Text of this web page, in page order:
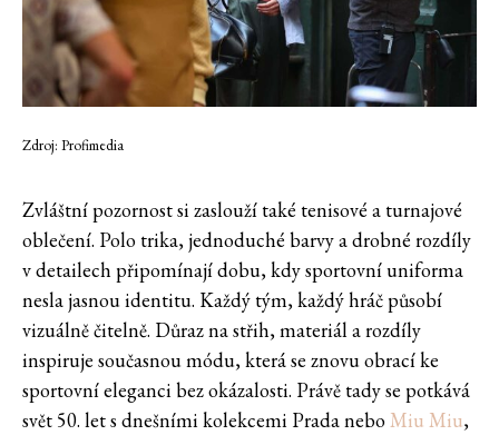
Zdroj: Profimedia
Zvláštní pozornost si zaslouží také tenisové a turnajové
oblečení. Polo trika, jednoduché barvy a drobné rozdíly
v detailech připomínají dobu, kdy sportovní uniforma
nesla jasnou identitu. Každý tým, každý hráč působí
vizuálně čitelně. Důraz na střih, materiál a rozdíly
inspiruje současnou módu, která se znovu obrací ke
sportovní eleganci bez okázalosti. Právě tady se potkává
svět 50. let s dnešními kolekcemi Prada nebo Miu Miu,